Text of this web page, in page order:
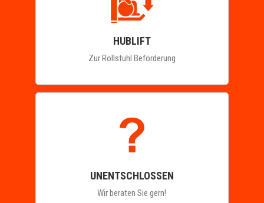
HUBLIFT
Zur Rollstuhl Beförderung
UNENTSCHLOSSEN
Wir beraten Sie gern!